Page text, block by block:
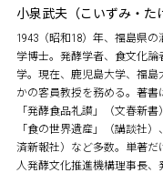
小泉武夫（こいずみ・た
1943（昭和18）年、福島県
学博士。発酵学者、食文化
学。現在、鹿児島大学、福
かの客員教授を務める。著書
「発酵食品礼讃」（文春新
「食の世界遺産」（講談社
済新報社）など多数。単著だ
人発酵文化推進機構理事長